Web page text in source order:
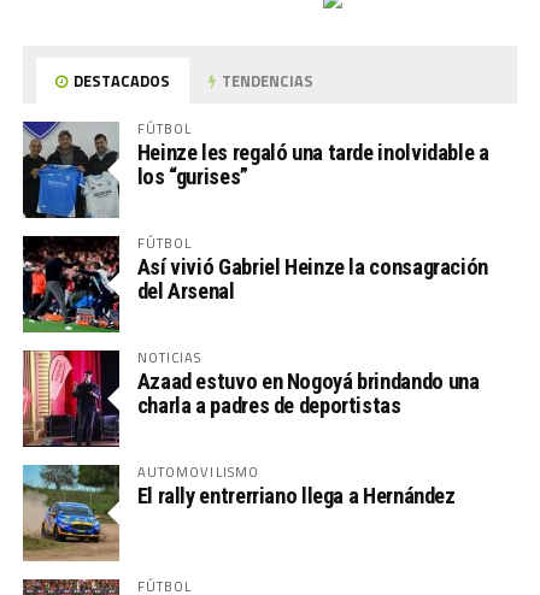
DESTACADOS TENDENCIAS
FÚTBOL
Heinze les regaló una tarde inolvidable a
los “gurises”
FÚTBOL
Así vivió Gabriel Heinze la consagración
del Arsenal
NOTICIAS
Azaad estuvo en Nogoyá brindando una
charla a padres de deportistas
AUTOMOVILISMO
El rally entrerriano llega a Hernández
FÚTBOL